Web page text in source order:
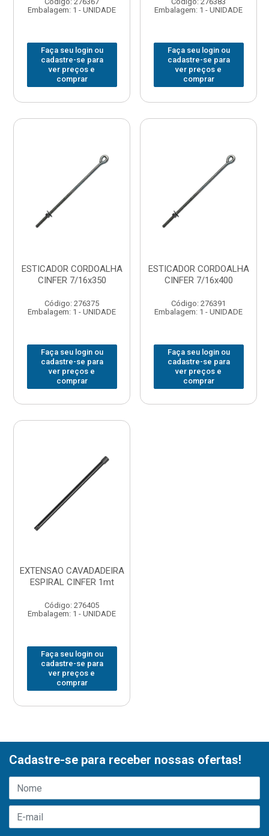
Embalagem: 1 - UNIDADE
Faça seu login ou
cadastre-se para
ver preços e
comprar
Embalagem: 1 - UNIDADE
Faça seu login ou
cadastre-se para
ver preços e
comprar
ESTICADOR CORDOALHA
CINFER 7/16x350
Código: 276375
Embalagem: 1 - UNIDADE
Faça seu login ou
cadastre-se para
ver preços e
comprar
ESTICADOR CORDOALHA
CINFER 7/16x400
Código: 276391
Embalagem: 1 - UNIDADE
Faça seu login ou
cadastre-se para
ver preços e
comprar
EXTENSAO CAVADADEIRA
ESPIRAL CINFER 1mt
Código: 276405
Embalagem: 1 - UNIDADE
Faça seu login ou
cadastre-se para
ver preços e
comprar
Cadastre-se para receber nossas ofertas!